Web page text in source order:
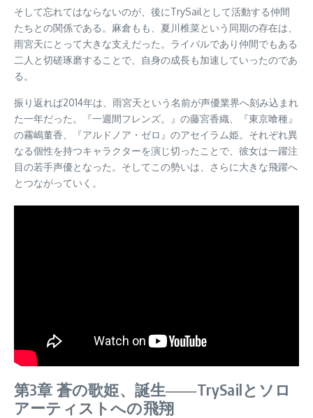
そして忘れてはならないのが、後にTrySailとして活動する仲間
たちとの関係である。麻倉もも、夏川椎菜という同期の存在は、
雨宮天にとって大きな支えだった。ライバルであり仲間でもある
二人と切磋琢磨することで、自身の成長も加速していったのであ
る。
振り返れば2014年は、雨宮天という名前が声優業界へ刻み込まれ
た一年だった。『一週間フレンズ。』の藤宮香織、『東京喰種』
の霧嶋董香、『アルドノア・ゼロ』のアセイラム姫。それぞれ異
なる個性を持つキャラクターを演じ切ったことで、彼女は一躍注
目の若手声優となった。そしてこの勢いは、さらに大きな飛躍へ
とつながっていく。
第3章 蒼の歌姫、誕生――TrySailとソロ
アーティストへの飛翔